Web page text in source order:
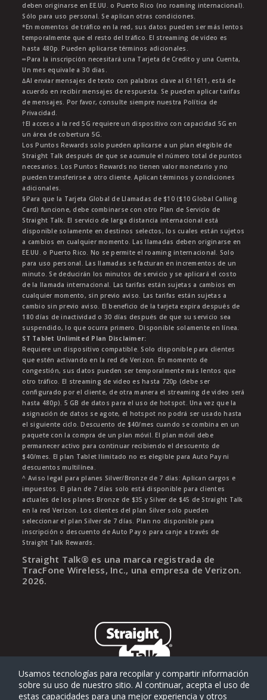
deben originarse en EE.UU. o Puerto Rico (no roaming internacional).
Sólo para uso personal. Se aplican otras condiciones.
*En momentos de tráfico en la red, sus datos pueden ser más lentos
temporalmente que el resto del tráfico. El streaming de video es
hasta 480p. Pueden aplicarse términos adicionales.
∞Para la inscripción necesitará una Tarjeta de Credito y una Cuenta,
Un mes equivale a 30 dias.
∆Al enviar mensajes de texto con palabras clave al 611611, está de
acuerdo en recibir mensajes de respuesta. Se pueden aplicar tarifas
de mensajes. Por favor, consulte siempre nuestra Política de
Privacidad.
†El acceso a la red 5G requiere un dispositivo con capacidad 5G en
un área de cobertura 5G.
Los Puntos Rewards solo pueden aplicarse a un plan elegible de
Straight Talk después de que se acumule el número total de puntos
necesarios. Los Puntos Rewards no tienen valor monetario y no
pueden transferirse a otro cliente. Aplican términos y condiciones
adicionales.
§Para que la Tarjeta Global de Llamadas de $10 ($10 Global Calling
Card) funcione, debe combinarse con otro Plan de Servicio de
Straight Talk. El servicio de larga distancia internacional está
disponible solamente en destinos selectos, los cuales están sujetos
a cambios en cualquier momento. Las llamadas deben originarse en
EE.UU. o Puerto Rico. No se permite el roaming internacional. Solo
para uso personal. Las llamadas se facturan en incrementos de un
minuto. Se deducirán los minutos de servicio y se aplicará el costo
de la llamada internacional. Las tarifas están sujetas a cambios en
cualquier momento, sin previo aviso. Las tarifas están sujetas a
cambio sin previo aviso. El beneficio de la tarjeta expira después de
180 días de inactividad o 30 días después de que su servicio sea
suspendido, lo que ocurra primero. Disponible solamente en línea.
ST Tablet Unlimited Plan Disclaimer:
Requiere un dispositivo compatible. Solo disponible para clientes
que estén activando en la red de Verizon. En momento de
congestión, sus datos pueden ser temporalmente más lentos que
otro tráfico. El streaming de video es hasta 720p (debe ser
configurado por el cliente, de otra manera el streaming de video será
hasta 480p). 5 GB de datos para el uso de hotspot. Una vez que la
asignación de datos se agote, el hotspot no podrá ser usado hasta
el siguiente ciclo. Descuento de $40/mes cuando se combina en un
paquete con la compra de un plan móvil. El plan móvil debe
permanecer activo para continuar recibiendo el descuento de
$40/mes. El plan Tablet Ilimitado no es elegible para Auto Pay ni
descuentos multilínea.
^ Aviso legal para planes Silver/Bronze de 7 días: Aplican cargos e
impuestos. El plan de 7 días solo está disponible para clientes
actuales de los planes Bronze de $35 y Silver de $45 de Straight Talk
en la red Verizon. Los clientes del plan Silver solo pueden
seleccionar el plan Silver de 7 días. Plan no disponible para
inscripción o descuento de Auto Pay o para canje a través de
Straight Talk Rewards.
Straight Talk® es una marca registrada de
TracFone Wireless, Inc., una empresa de Verizon.
2026.
Usamos tecnologías para recopilar y compartir información
sobre su uso de nuestro sitio. Al continuar, acepta el uso de
estas capacidades para una mejor experiencia y otros